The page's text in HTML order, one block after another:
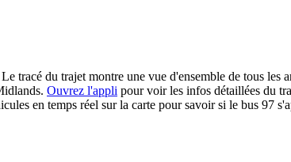
du trajet montre une vue d'ensemble de tous les
Ouvrez l'appli pour voir les infos détaillées du
en temps réel sur la carte pour savoir si le bus 97